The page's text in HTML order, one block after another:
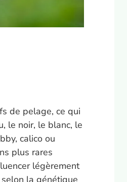
de pelage, ce qui
le noir, le blanc, le
calico ou
plus rares
légèrement
la génétique